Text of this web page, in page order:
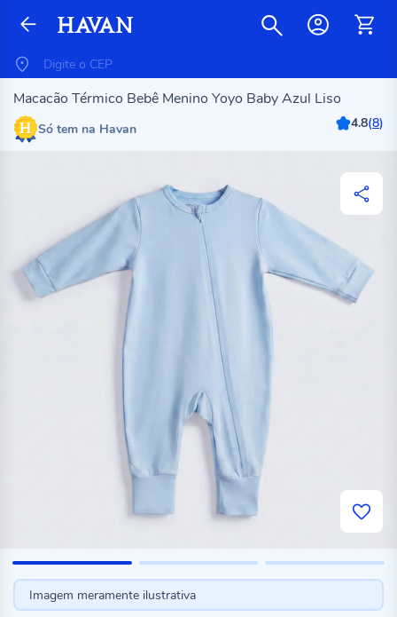
Macacão Térmico Bebê Menino Yoyo Baby Azul Liso
Só tem na Havan 4.8(8)
Imagem meramente ilustrativa